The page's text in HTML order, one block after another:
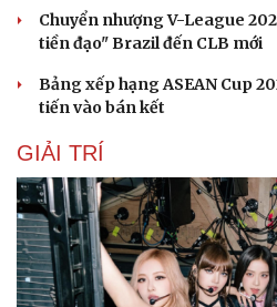
Sức khỏe
Dinh dưỡng - món ngon
Cây thuốc
Chuyển nhượng V-League
tiền đạo" Brazil đến CLB mới
Bảng xếp hạng ASEAN Cup
tiến vào bán kết
GIẢI TRÍ